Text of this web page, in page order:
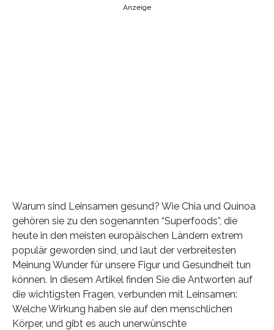
Anzeige
Warum sind Leinsamen gesund? Wie Chia und Quinoa
gehören sie zu den sogenannten “Superfoods”, die
heute in den meisten europäischen Ländern extrem
populär geworden sind, und laut der verbreitesten
Meinung Wunder für unsere Figur und Gesundheit tun
können. In diesem Artikel finden Sie die Antworten auf
die wichtigsten Fragen, verbunden mit Leinsamen:
Welche Wirkung haben sie auf den menschlichen
Körper, und gibt es auch unerwünschte